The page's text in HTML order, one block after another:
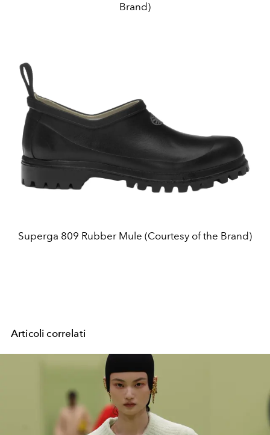
Brand)
Superga 809 Rubber Mule (Courtesy of the Brand)
Articoli correlati